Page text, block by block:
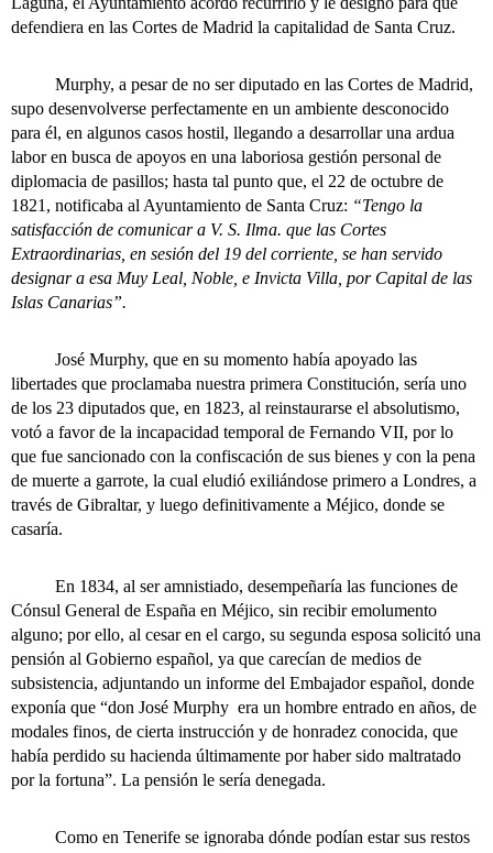
defendiera en las Cortes de Madrid la capitalidad de Santa Cruz.
Murphy, a pesar de no ser diputado en las Cortes de Madrid,
supo desenvolverse perfectamente en un ambiente desconocido
para él, en algunos casos hostil, llegando a desarrollar una ardua
labor en busca de apoyos en una laboriosa gestión personal de
diplomacia de pasillos; hasta tal punto que, el 22 de octubre de
1821, notificaba al Ayuntamiento de Santa Cruz: “Tengo la
satisfacción de comunicar a V. S. Ilma. que las Cortes
Extraordinarias, en sesión del 19 del corriente, se han servido
designar a esa Muy Leal, Noble, e Invicta Villa, por Capital de las
Islas Canarias”.
José Murphy, que en su momento había apoyado las
libertades que proclamaba nuestra primera Constitución, sería uno
de los 23 diputados que, en 1823, al reinstaurarse el absolutismo,
votó a favor de la incapacidad temporal de Fernando VII, por lo
que fue sancionado con la confiscación de sus bienes y con la pena
de muerte a garrote, la cual eludió exiliándose primero a Londres, a
través de Gibraltar, y luego definitivamente a Méjico, donde se
casaría.
En 1834, al ser amnistiado, desempeñaría las funciones de
Cónsul General de España en Méjico, sin recibir emolumento
alguno; por ello, al cesar en el cargo, su segunda esposa solicitó una
pensión al Gobierno español, ya que carecían de medios de
subsistencia, adjuntando un informe del Embajador español, donde
exponía que “don José Murphy era un hombre entrado en años, de
modales finos, de cierta instrucción y de honradez conocida, que
había perdido su hacienda últimamente por haber sido maltratado
por la fortuna”. La pensión le sería denegada.
Como en Tenerife se ignoraba dónde podían estar sus restos